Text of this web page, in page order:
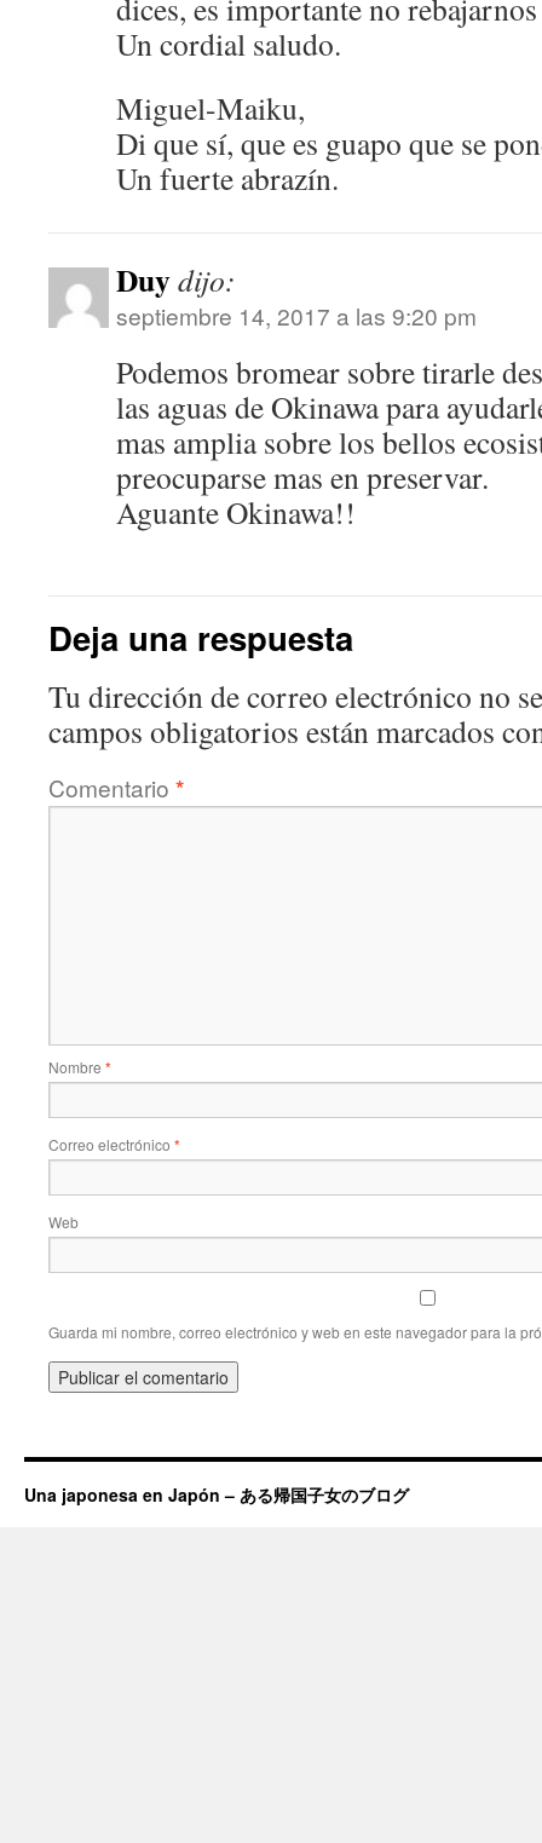
dices, es importante no
Un cordial saludo.
Miguel-Maiku,
Di que sí, que es guapo que se
Un fuerte abrazín.
Duydijo:
septiembre 14, 2017 a las 9:20 pm
Podemos bromear sobre tirarle
las aguas de Okinawa para
mas amplia sobre los bellos
preocuparse mas en preservar.
Aguante Okinawa!!
Deja una respuesta
Tu dirección de correo electrónico no
campos obligatorios están marcados
Comentario *
Nombre *
Correo electrónico *
Web
Guarda mi nombre, correo electrónico y web en este navegador para la
Una japonesa en Japón – ある帰国子女のブログ